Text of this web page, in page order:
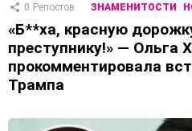
0 Репостов ЗНАМЕНИТОСТИ
«Б**ха, красную
преступнику!» — Ольга
прокомментировала
Трампа